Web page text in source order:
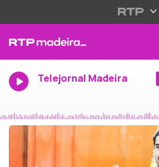
Telejornal Madeira